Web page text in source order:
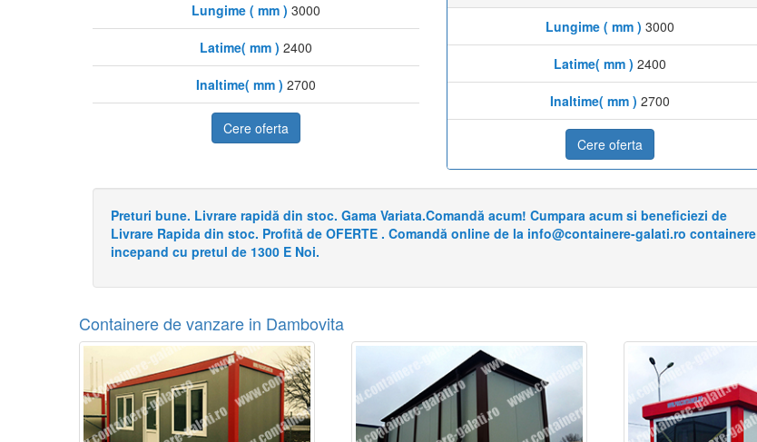
Lungime ( mm ) 3000
Latime( mm ) 2400
Inaltime( mm ) 2700
Cere oferta
Lungime ( mm ) 3000
Latime( mm ) 2400
Inaltime( mm ) 2700
Cere oferta
Preturi bune. Livrare rapidă din stoc. Gama Variata.Comandă acum! Cumpara acum si beneficiezi de
Livrare Rapida din stoc. Profită de OFERTE . Comandă online de la info@containere-galati.ro containere
incepand cu pretul de 1300 E Noi.
Containere de vanzare in Dambovita